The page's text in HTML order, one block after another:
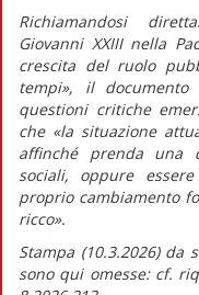
Richiamandosi
Giovanni XXIII nella
crescita del ruolo
tempi», il
questioni critiche
che«la situazione
affinché prenda una
sociali, oppure
proprio cambiamento
ricco».
Stampa (10.3.2026) da
sono qui omesse: cf.